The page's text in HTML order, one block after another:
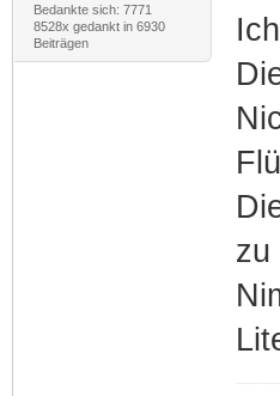
Bedankte sich: 7771
8528x gedankt in 6930
Beiträgen
zu